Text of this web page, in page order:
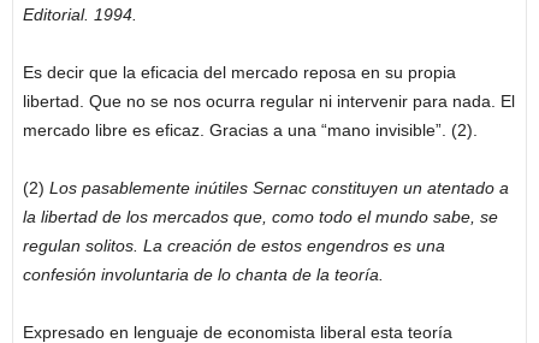
Editorial. 1994.
Es decir que la eficacia del mercado reposa en su propia
libertad. Que no se nos ocurra regular ni intervenir para nada. El
mercado libre es eficaz. Gracias a una “mano invisible”. (2).
(2) Los pasablemente inútiles Sernac constituyen un atentado a
la libertad de los mercados que, como todo el mundo sabe, se
regulan solitos. La creación de estos engendros es una
confesión involuntaria de lo chanta de la teoría.
Expresado en lenguaje de economista liberal esta teoría